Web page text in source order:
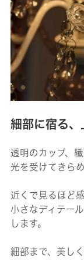
細部に宿る、
透明のカップ、
光を受けてきら
近くで見るほど
小さなディテー
します。
細部まで、美し